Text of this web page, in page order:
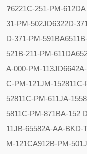
?6221C-251-PM-
31-PM-502JD6322D-
D-371-PM-591BA
521B-211-PM-611DA
A-000-PM-113JD
C-PM-121JM-152
52811C-PM-611JA-155
5811C-PM-871BA-152
11JB-65582A-AA-BKD-
M-121CA912B-PM-